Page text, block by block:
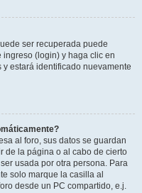
ser recuperada puede
(login) y haga clic en
y estará identificado nuevamente
al foro, sus datos se guardan
de la página o al cabo de cierto
usada por otra persona. Para
solo marque la casilla al
desde un PC compartido, e.j.